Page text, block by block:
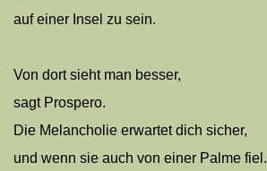
auf einer Insel zu sein.
Von dort sieht man besser,
sagt Prospero.
Die Melancholie erwartet dich sicher,
und wenn sie auch von einer Palme fiel.